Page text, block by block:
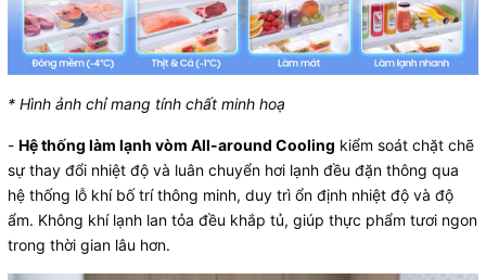
* Hình ảnh chỉ mang tính chất minh hoạ
- Hệ thống làm lạnh vòm All-around Cooling kiểm soát chặt chẽ
sự thay đổi nhiệt độ và luân chuyển hơi lạnh đều đặn thông qua
hệ thống lỗ khí bố trí thông minh, duy trì ổn định nhiệt độ và độ
ẩm. Không khí lạnh lan tỏa đều khắp tủ, giúp thực phẩm tươi ngon
trong thời gian lâu hơn.